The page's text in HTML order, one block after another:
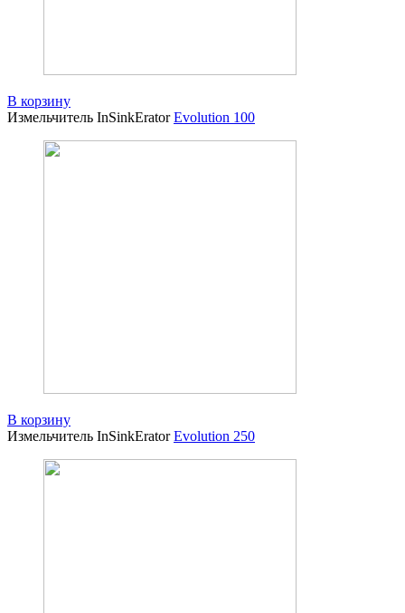
В корзину
Измельчитель InSinkEratorEvolution 100
В корзину
Измельчитель InSinkEratorEvolution 250